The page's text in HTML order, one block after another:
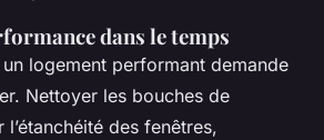
dans le temps
logement performant demande
Nettoyer les bouches de
des fenêtres,